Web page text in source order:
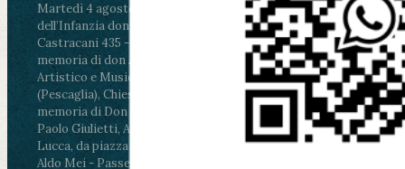
Martedì 4 agosto2026
ore 11:30 - Lucca, Scuola
dell’Infanzia don Aldo Mei - Viale Castruccio
Castracani 435 - Inaugurazione murales in
memoria di don Aldo Mei curato dal Liceo
Artistico e Musicale “Passaglia”
ore 18 - Fiano
(Pescaglia), Chiesa parrocchiale - Messa in
memoria di Don Aldo Mei celebrata da mons.
Paolo Giulietti, Arcivescovo di Lucca
ore 20.30 -
Lucca, da piazza San Michele al Cippo di don
Aldo Mei - Passeggiata della Memoria in alcuni